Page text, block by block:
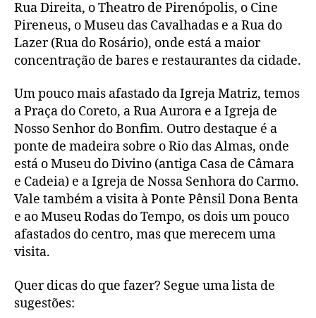
Rua Direita, o Theatro de Pirenópolis, o Cine
Pireneus, o Museu das Cavalhadas e a Rua do
Lazer (Rua do Rosário), onde está a maior
concentração de bares e restaurantes da cidade.
Um pouco mais afastado da Igreja Matriz, temos
a Praça do Coreto, a Rua Aurora e a Igreja de
Nosso Senhor do Bonfim. Outro destaque é a
ponte de madeira sobre o Rio das Almas, onde
está o Museu do Divino (antiga Casa de Câmara
e Cadeia) e a Igreja de Nossa Senhora do Carmo.
Vale também a visita à Ponte Pênsil Dona Benta
e ao Museu Rodas do Tempo, os dois um pouco
afastados do centro, mas que merecem uma
visita.
Quer dicas do que fazer? Segue uma lista de
sugestões: